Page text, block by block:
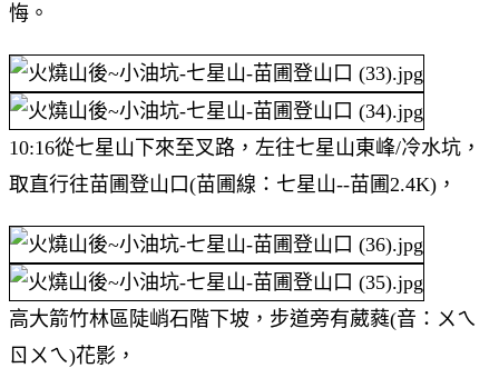
悔。
10:16從七星山下來至叉路，左往七星山東峰/冷水坑，
取直行往苗圃登山口(苗圃線：七星山--苗圃2.4K)，
高大箭竹林區陡峭石階下坡，步道旁有葳蕤(音：ㄨㄟ
ㄖㄨㄟ)花影，